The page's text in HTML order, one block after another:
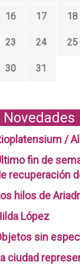
16 17 18
23 24 25
30
31
Novedades
/
fin de
recuperación
hilos de
López
sin
ciudad